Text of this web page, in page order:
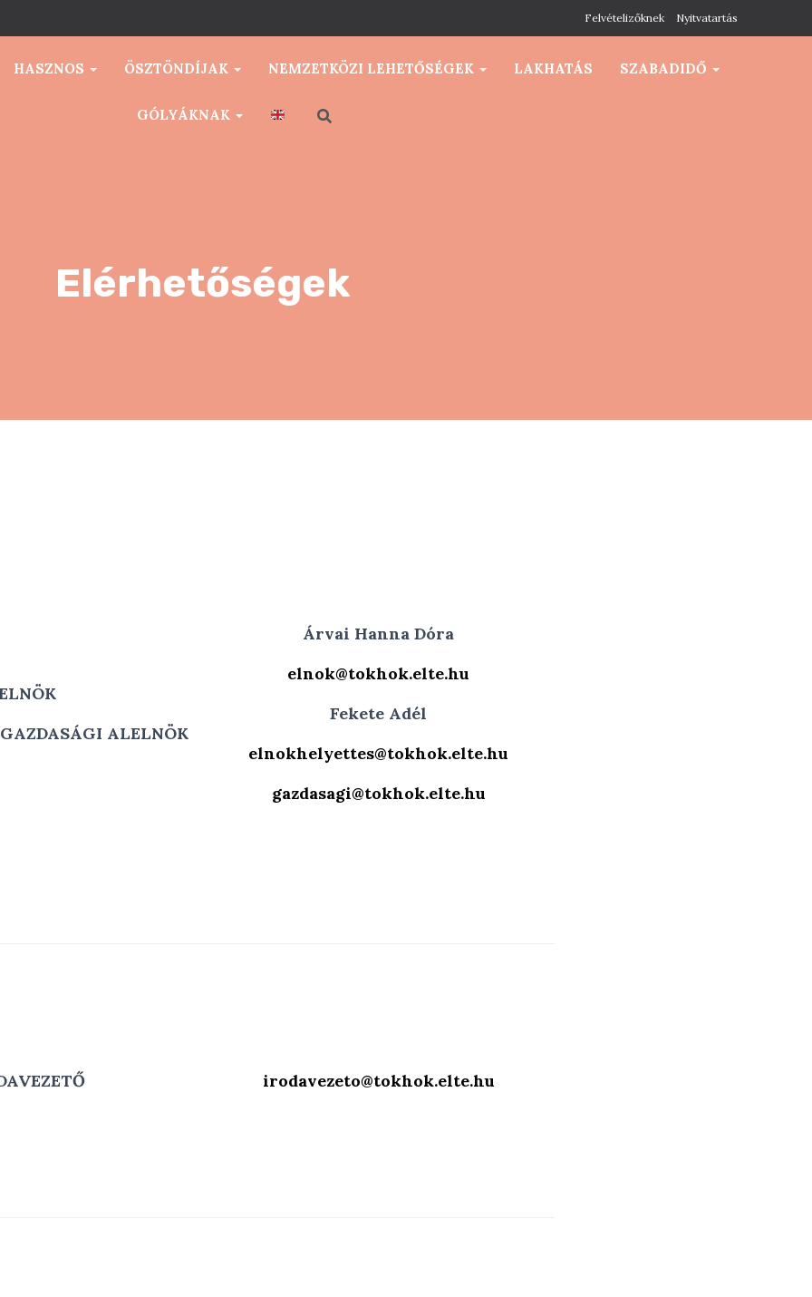
Felvételizőknek Nyitvatartás
HASZNOS ÖSZTÖNDÍJAK NEMZETKÖZI LEHETŐSÉGEK LAKHATÁS SZABADIDŐ
GÓLYÁKNAK
Elérhetőségek
ALELNÖK
Árvai Hanna Dóra
elnok@tokhok.elte.hu
Fekete Adél
elnokhelyettes@tokhok.elte.hu
gazdasagi@tokhok.elte.hu
irodavezeto@tokhok.elte.hu